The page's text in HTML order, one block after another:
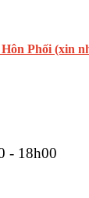
Phối (xin
- 18h00